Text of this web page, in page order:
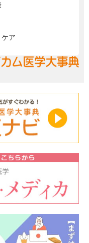
ア